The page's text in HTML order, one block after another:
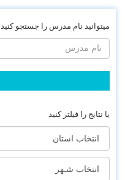
میتوانید نام مدرس را جستجو کنید
یا نتایج را فیلتر کنید